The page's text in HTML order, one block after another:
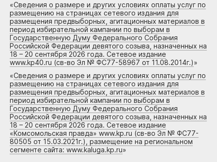
«Сведения о размере и других условиях оплаты услуг по
размещению на страницах сетевого издания для
размещения предвыборных, агитационных материалов в
период избирательной кампании по выборам в
Государственную Думу Федерального Собрания
Российской Федерации девятого созыва, назначенных на
18 – 20 сентября 2026 года. Сетевое издание
www.kp40.ru (св-во Эл № ФС77-58967 от 11.08.2014г.)»
«Сведения о размере и других условиях оплаты услуг по
размещению на страницах сетевого издания для
размещения предвыборных, агитационных материалов в
период избирательной кампании по выборам в
Государственную Думу Федерального Собрания
Российской Федерации девятого созыва, назначенных на
18 – 20 сентября 2026 года. Сетевое издание
«Комсомольская правда» www.kp.ru (св-во Эл № ФС77-
80505 от 15.03.2021г.), размещение на региональном
сегменте сайта: www.kaluga.kp.ru»